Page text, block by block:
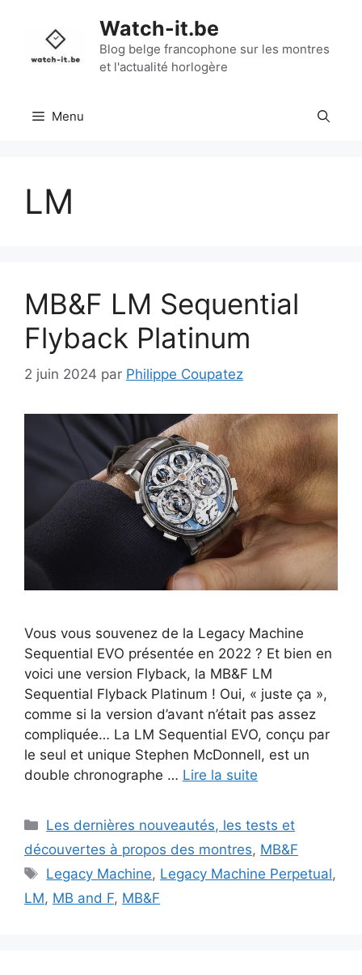
contenu
Watch-it.be
Blog belge francophone sur les montres
et l'actualité horlogère
Menu
LM
MB&F LM Sequential
Flyback Platinum
2 juin 2024 par Philippe Coupatez
Vous vous souvenez de la Legacy Machine
Sequential EVO présentée en 2022 ? Et bien en
voici une version Flyback, la MB&F LM
Sequential Flyback Platinum ! Oui, « juste ça »,
comme si la version d’avant n’était pas assez
compliquée… La LM Sequential EVO, conçu par
le seul et unique Stephen McDonnell, est un
double chronographe … Lire la suite
Catégories
Les dernières nouveautés, les tests et
découvertes à propos des montres, MB&F
Étiquettes
Legacy Machine, Legacy Machine Perpetual,
LM, MB and F, MB&F